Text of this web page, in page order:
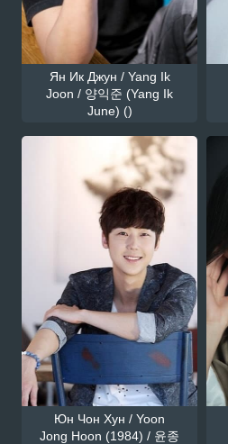
Ян Ик Джун / Yang Ik
Joon / 양익준 (Yang Ik
June) ()
Юн Чон Хун / Yoon
Jong Hoon (1984) / 윤종